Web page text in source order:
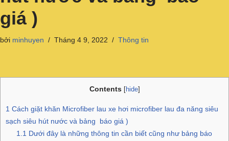
giá )
bởi minhuyen Tháng 4 9, 2022 Thông tin
Contents [hide]
1 Cách giặt khăn Microfiber lau xe hơi microfiber lau đa năng siêu
sạch siêu hút nước và bảng báo giá )
1.1 Dưới đây là những thông tin cần biết cũng như bảng báo